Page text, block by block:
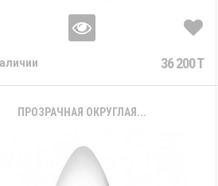
36 200 T
ПРОЗРАЧНАЯ ОКРУГЛАЯ...